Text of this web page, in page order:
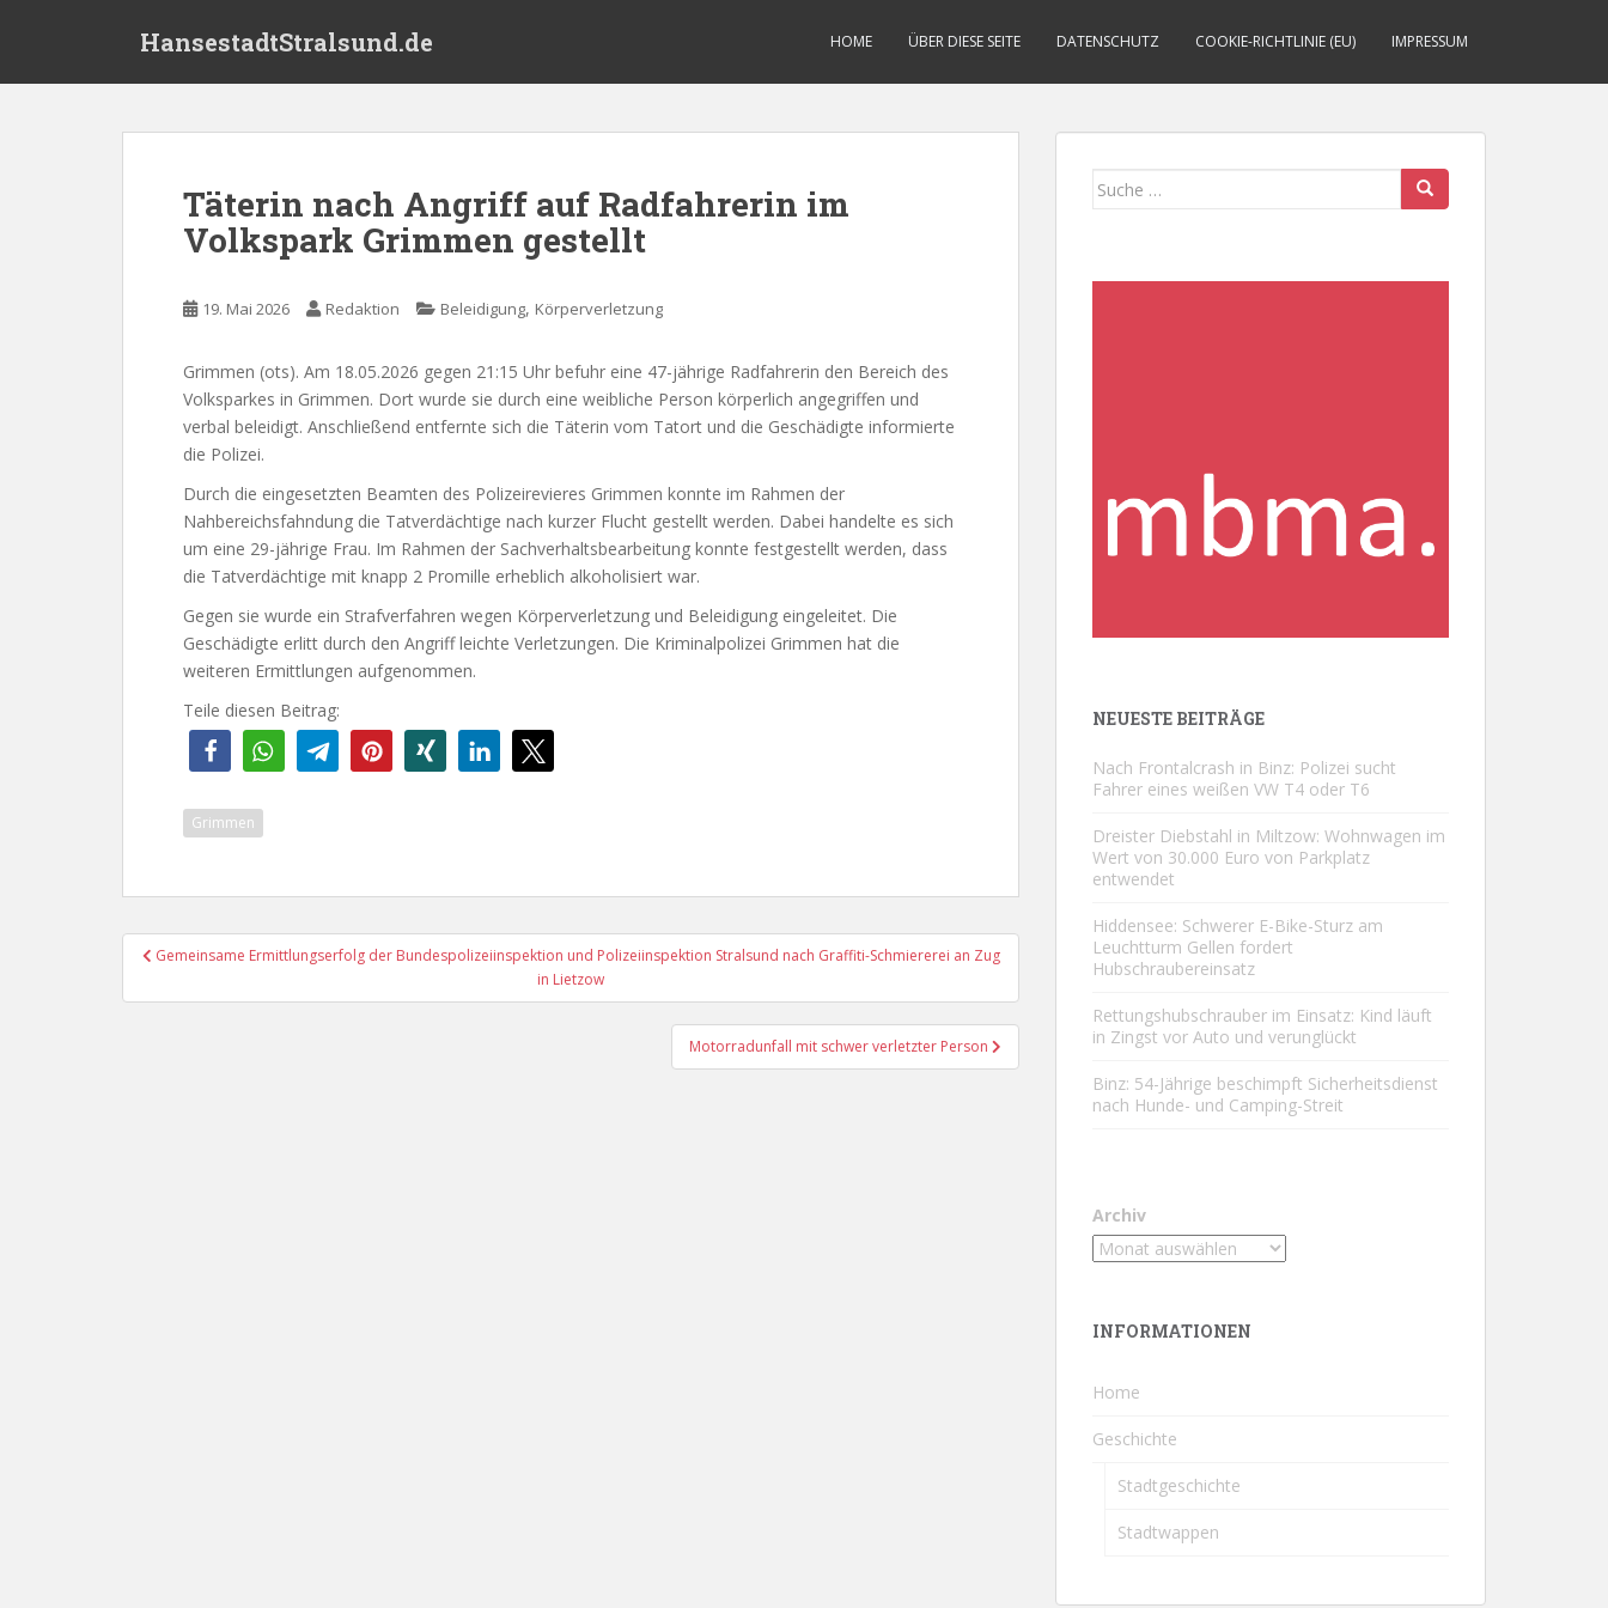
HansestadtStralsund.de HOME ÜBER DIESE SEITE DATENSCHUTZ COOKIE-RICHTLINIE (EU) IMPRESSUM
Täterin nach Angriff auf Radfahrerin im
Volkspark Grimmen gestellt
19. Mai 2026 Redaktion Beleidigung, Körperverletzung
Grimmen (ots). Am 18.05.2026 gegen 21:15 Uhr befuhr eine 47-jährige Radfahrerin den Bereich des
Volksparkes in Grimmen. Dort wurde sie durch eine weibliche Person körperlich angegriffen und
verbal beleidigt. Anschließend entfernte sich die Täterin vom Tatort und die Geschädigte informierte
die Polizei.
Durch die eingesetzten Beamten des Polizeirevieres Grimmen konnte im Rahmen der
Nahbereichsfahndung die Tatverdächtige nach kurzer Flucht gestellt werden. Dabei handelte es sich
um eine 29-jährige Frau. Im Rahmen der Sachverhaltsbearbeitung konnte festgestellt werden, dass
die Tatverdächtige mit knapp 2 Promille erheblich alkoholisiert war.
Gegen sie wurde ein Strafverfahren wegen Körperverletzung und Beleidigung eingeleitet. Die
Geschädigte erlitt durch den Angriff leichte Verletzungen. Die Kriminalpolizei Grimmen hat die
weiteren Ermittlungen aufgenommen.
Teile diesen Beitrag:
Grimmen
Beitragsnavigation
Gemeinsame Ermittlungserfolg der Bundespolizeiinspektion und Polizeiinspektion Stralsund nach Graffiti-Schmiererei an Zug
in Lietzow
Motorradunfall mit schwer verletzter Person
Suche
NEUESTE BEITRÄGE
Nach Frontalcrash in Binz: Polizei sucht
Fahrer eines weißen VW T4 oder T6
Dreister Diebstahl in Miltzow: Wohnwagen im
Wert von 30.000 Euro von Parkplatz
entwendet
Hiddensee: Schwerer E-Bike-Sturz am
Leuchtturm Gellen fordert
Hubschraubereinsatz
Rettungshubschrauber im Einsatz: Kind läuft
in Zingst vor Auto und verunglückt
Binz: 54-Jährige beschimpft Sicherheitsdienst
nach Hunde- und Camping-Streit
Archiv
INFORMATIONEN
Home
Geschichte
Stadtgeschichte
Stadtwappen